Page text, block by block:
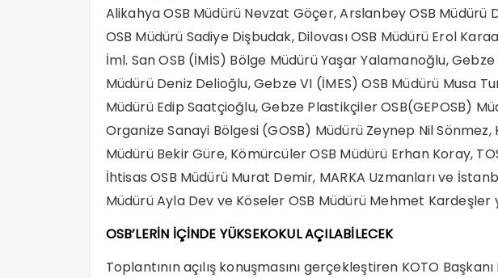
Alikahya OSB Müdürü Nevzat Göçer, Arslanbey OSB Müdürü
OSB Müdürü Sadiye Dişbudak, Dilovası OSB Müdürü Erol
İml. San OSB (İMİS) Bölge Müdürü Yaşar Yalamanoğlu,
Müdürü Deniz Delioğlu, Gebze VI (İMES) OSB Müdürü Musa
Müdürü Edip Saatçioğlu, Gebze Plastikçiler OSB(GEPOSB)
Organize Sanayi Bölgesi (GOSB) Müdürü Zeynep Nil Sönmez,
Müdürü Bekir Güre, Kömürcüler OSB Müdürü Erhan Koray,
İhtisas OSB Müdürü Murat Demir, MARKA Uzmanları ve
Müdürü Ayla Dev ve Köseler OSB Müdürü Mehmet Kardeşler
OSB’LERİN İÇİNDE YÜKSEKOKUL AÇILABİLECEK
Toplantının açılış konuşmasını gerçekleştiren KOTO